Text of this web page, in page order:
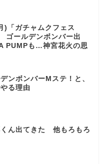
)「ガチャムクフェス
ゴールデンボンバー出
PUMPも…神宮花火の思
ンボンバーMステ！と、
る理由
ん出てきた 他もろもろ